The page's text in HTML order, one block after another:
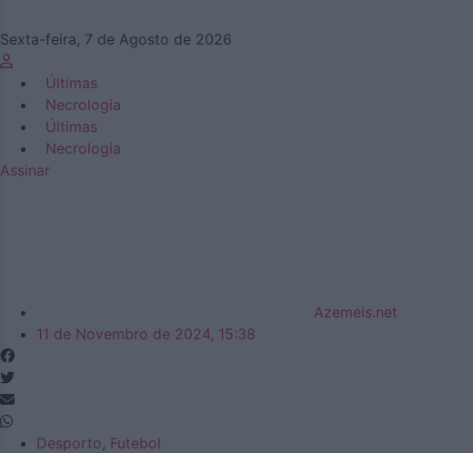
Sexta-feira, 7 de Agosto de 2026
Últimas
Necrologia
Últimas
Necrologia
Assinar
Azemeis.net
11 de Novembro de 2024, 15:38
Desporto, Futebol